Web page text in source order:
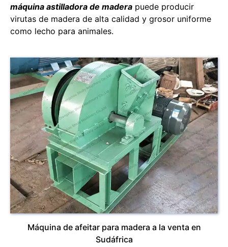
máquina astilladora de madera puede producir
virutas de madera de alta calidad y grosor uniforme
como lecho para animales.
Máquina de afeitar para madera a la venta en
Sudáfrica